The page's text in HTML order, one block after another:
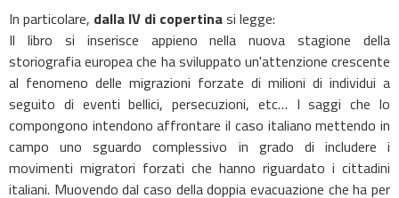
In particolare, dalla IV di copertinasi legge:
Il libro si inserisce appieno nella nuova stagione della
storiografia europea che ha sviluppato un'attenzione crescente
al fenomeno delle migrazioni forzate di milioni di individui a
seguito di eventi bellici, persecuzioni, etc… I saggi che lo
compongono intendono affrontare il caso italiano mettendo in
campo uno sguardo complessivo in grado di includere i
movimenti migratori forzati che hanno riguardato i cittadini
italiani. Muovendo dal caso della doppia evacuazione che ha per